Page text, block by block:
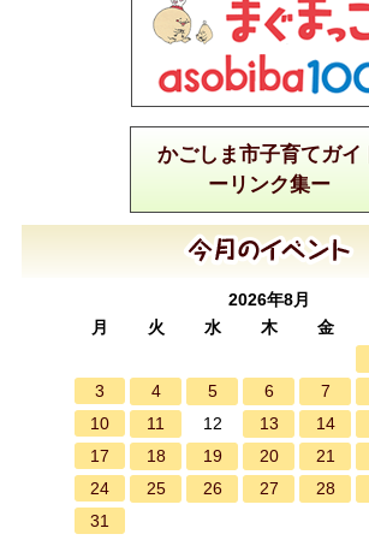
かごしま市子育てガイ
ーリンク集ー
2026年8月
月
火 水 木 金
3
4 5 6 7
10
11 12 13 14
17
18 19 20 21
24
25 26 27 28
31